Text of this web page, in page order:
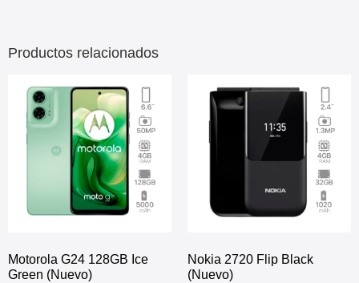
Productos relacionados
Motorola G24 128GB Ice
Green (Nuevo)
Nokia 2720 Flip Black
(Nuevo)